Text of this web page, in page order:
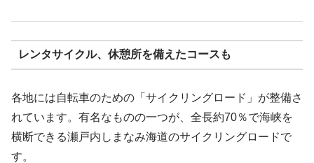
レンタサイクル、休憩所を備えたコースも
各地には自転車のための「サイクリングロード」が整備さ
れています。有名なものの一つが、全長約70％で海峡を
横断できる瀬戸内しまなみ海道のサイクリングロードで
す。